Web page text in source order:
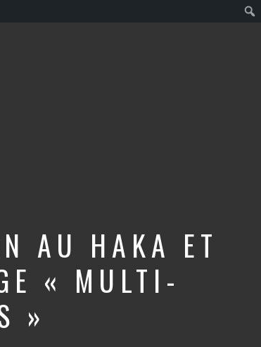
AU HAKA ET
« MULTI-
»